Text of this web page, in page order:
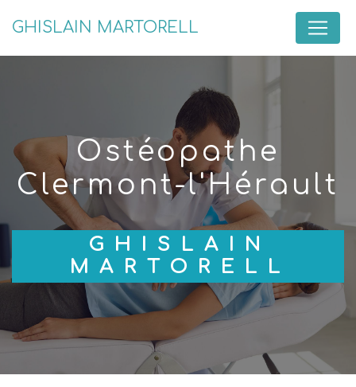
GHISLAIN MARTORELL
ostéopathe
Clermont-l'Hérault
GHISLAIN
MARTORELL